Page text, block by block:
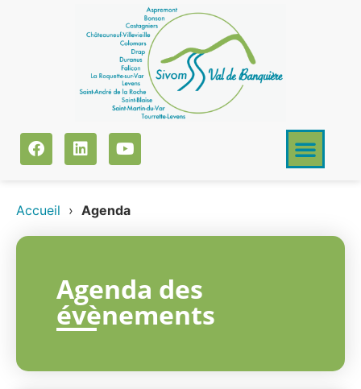
Accueil › Agenda
Agenda des
évènements